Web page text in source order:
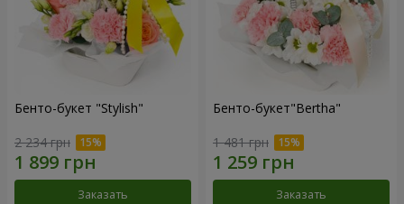
Бенто-букет "Stylish"
2 234 грн
Заказать
Бенто-букет"Bertha"
1 481 грн
Заказать